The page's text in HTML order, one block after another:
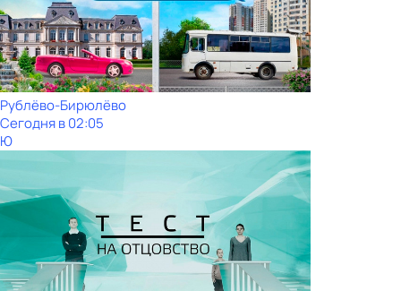
Рублёво-Бирюлёво
Сегодня в 02:05
Ю